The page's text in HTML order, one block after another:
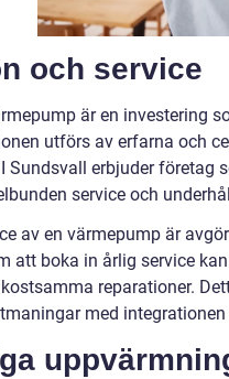
och service
är en investering
utförs av erfarna och
Sundsvall erbjuder företag
service och
av en värmepump är
att boka in årlig service
reparationer.
med